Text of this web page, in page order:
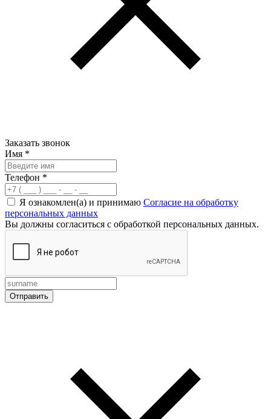
Заказать звонок
Имя *
Телефон *
Я ознакомлен(а) и принимаю Согласие на обработку
персональных данных
Вы должны согласиться с обработкой персональных данных.